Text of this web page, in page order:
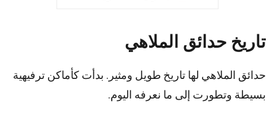
تاريخ حدائق الملاهي
حدائق الملاهي لها تاريخ طويل ومثير. بدأت كأماكن ترفيهية
بسيطة وتطورت إلى ما نعرفه اليوم.